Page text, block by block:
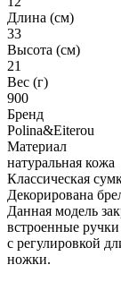
Длина (см)
33
Высота (см)
21
Вес (г)
900
Бренд
Polina&Eiterou
Материал
натуральная кожа
Классическая
Декорирована
Данная модель
встроенные
с регулировкой
ножки.